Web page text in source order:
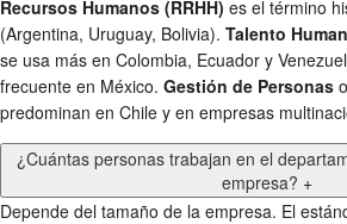
Recursos Humanos (RRHH) es el término
(Argentina, Uruguay, Bolivia). Talento
se usa más en Colombia, Ecuador y
frecuente en México. Gestión de Personas o
predominan en Chile y en empresas
¿Cuántas personas trabajan en el
empresa? +
Depende del tamaño de la empresa. El